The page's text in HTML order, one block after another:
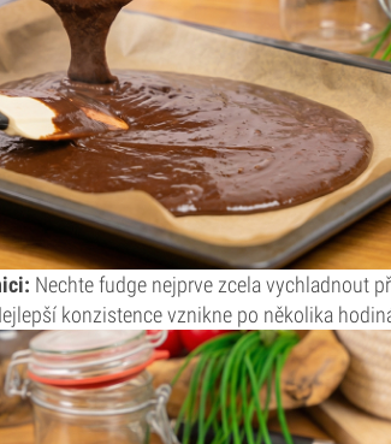
Nechte fudge nejprve zcela vychladnout
konzistence vznikne po několika